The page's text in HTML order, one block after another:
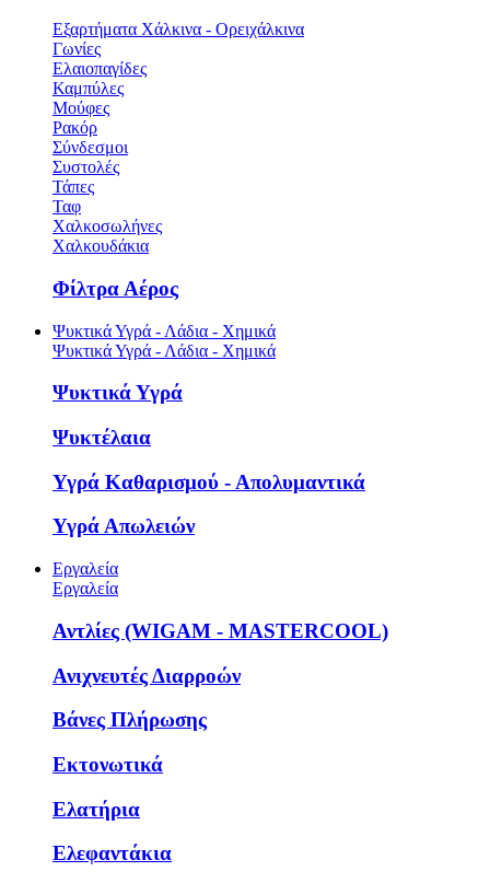
Εξαρτήματα Χάλκινα - Ορειχάλκινα
Γωνίες
Ελαιοπαγίδες
Καμπύλες
Μούφες
Ρακόρ
Σύνδεσμοι
Συστολές
Τάπες
Ταφ
Χαλκοσωλήνες
Χαλκουδάκια
Φίλτρα Αέρος
Ψυκτικά Υγρά - Λάδια - Χημικά
Ψυκτικά Υγρά - Λάδια - Χημικά
Ψυκτικά Υγρά
Ψυκτέλαια
Υγρά Καθαρισμού - Απολυμαντικά
Υγρά Απωλειών
Εργαλεία
Εργαλεία
Αντλίες (WIGAM - MASTERCOOL)
Ανιχνευτές Διαρροών
Βάνες Πλήρωσης
Εκτονωτικά
Ελατήρια
Ελεφαντάκια